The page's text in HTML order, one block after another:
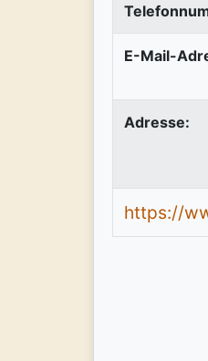
E-Mail-
Adresse:
https://